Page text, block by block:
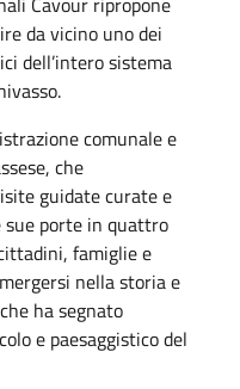
da vicino uno dei
dell’intero sistema
comunale e
che
guidate curate e
sue porte in quattro
famiglie e
nella storia e
ha segnato
e paesaggistico del